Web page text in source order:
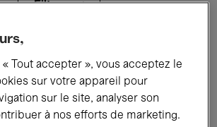
Filtres
Films Performances
& Débats Jazz
Tout accepter », vous acceptez le
sur votre appareil pour
sur le site, analyser son
à nos efforts de marketing.